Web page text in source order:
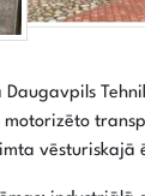
vēsturiskajā